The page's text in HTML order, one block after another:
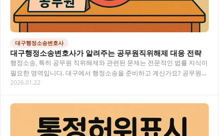
대구행정소송변호사
대구행정소송변호사가 알려주는 공무원직위해제 대응 전략
행정소송, 특히 공무원 직위해제와 관련된 문제는 전문적인 법률 지식이
필요한 영역입니다. 대구에서 행정소송을 준비하고 계신가요? 공무원직
위해제로 어려움을 겪고 계신다면, 이 글에서…
2026.01.22